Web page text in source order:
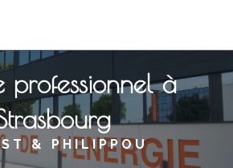
professionnel à
& PHILIPPOU